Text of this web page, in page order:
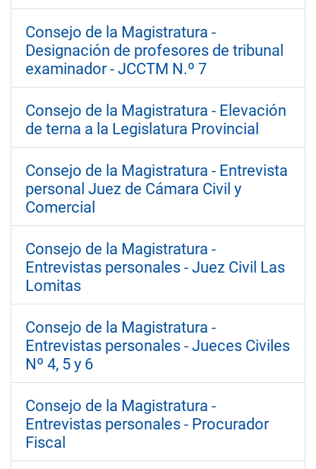
Consejo de la Magistratura -
Designación de profesores de tribunal
examinador - JCCTM N.º 7
Consejo de la Magistratura - Elevación
de terna a la Legislatura Provincial
Consejo de la Magistratura - Entrevista
personal Juez de Cámara Civil y
Comercial
Consejo de la Magistratura -
Entrevistas personales - Juez Civil Las
Lomitas
Consejo de la Magistratura -
Entrevistas personales - Jueces Civiles
Nº 4, 5 y 6
Consejo de la Magistratura -
Entrevistas personales - Procurador
Fiscal